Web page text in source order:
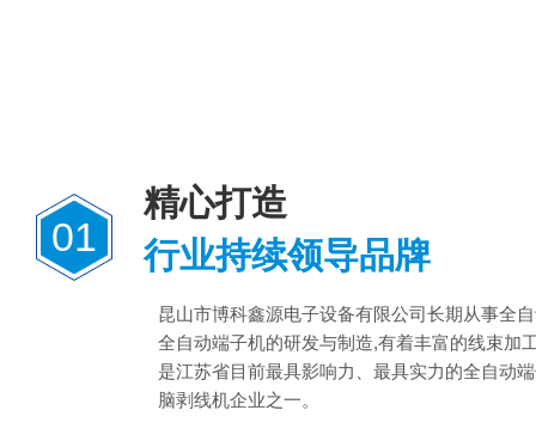
01
精心打造
行业持续领导品牌
昆山市博科鑫源电子设备有限公司长期从事全
全自动端子机的研发与制造,有着丰富的线束加
是江苏省目前最具影响力、最具实力的全自动
脑剥线机企业之一。